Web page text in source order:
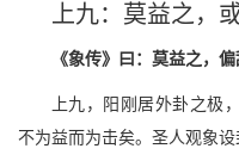
上九：莫益之，
《象传》曰：莫益之，
上九，阳刚居外卦之极
不为益而为击矣。圣人观象